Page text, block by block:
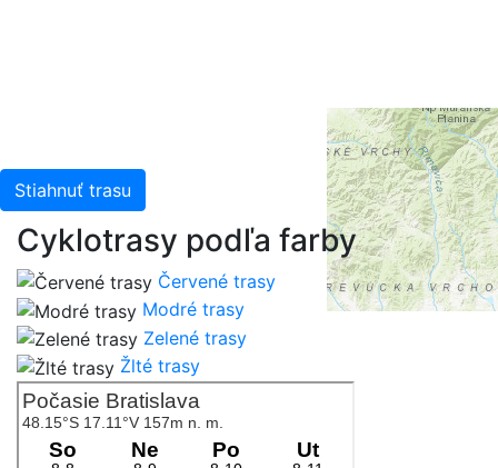
Stiahnuť trasu
Cyklotrasy podľa farby
Červené trasy
Modré trasy
Zelené trasy
Žlté trasy